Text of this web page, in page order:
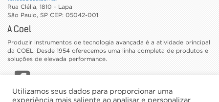
Rua Clélia, 1810 - Lapa
São Paulo, SP CEP: 05042-001
A Coel
Produzir instrumentos de tecnologia avançada é a atividade principal
da COEL. Desde 1954 oferecemos uma linha completa de produtos e
soluções de elevada performance.
CATÁLOGOS
Utilizamos seus dados para proporcionar uma
experiência mais saliente ao analisar e personalizar